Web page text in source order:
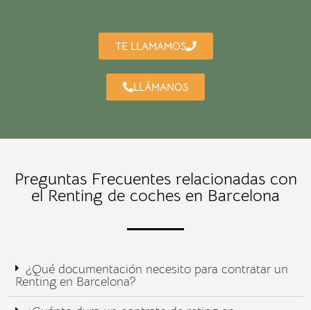
TE LLAMAMOS
LLÁMANOS
Preguntas Frecuentes relacionadas con
el Renting de coches en Barcelona
¿Qué documentación necesito para contratar un
Renting en Barcelona?